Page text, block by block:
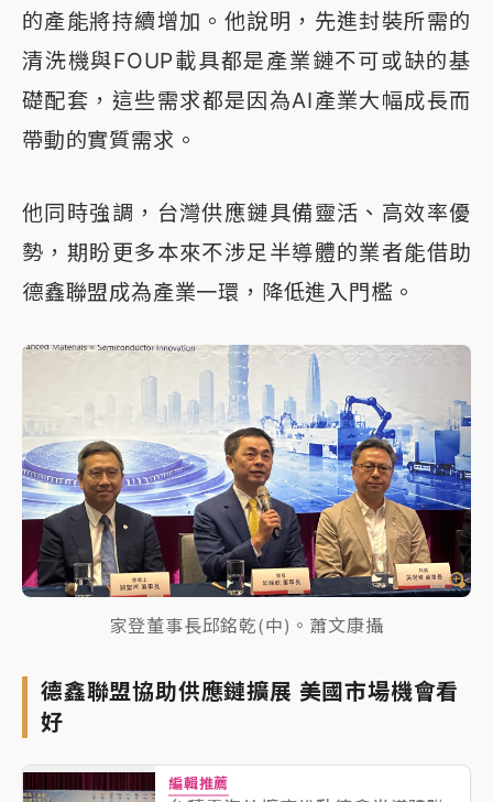
的產能將持續增加。他說明，先進封裝所需的
清洗機與FOUP載具都是產業鏈不可或缺的基
礎配套，這些需求都是因為AI產業大幅成長而
帶動的實質需求。
他同時強調，台灣供應鏈具備靈活、高效率優
勢，期盼更多本來不涉足半導體的業者能借助
德鑫聯盟成為產業一環，降低進入門檻。
家登董事長邱銘乾(中)。蕭文康攝
德鑫聯盟協助供應鏈擴展 美國市場機會看
好
編輯推薦